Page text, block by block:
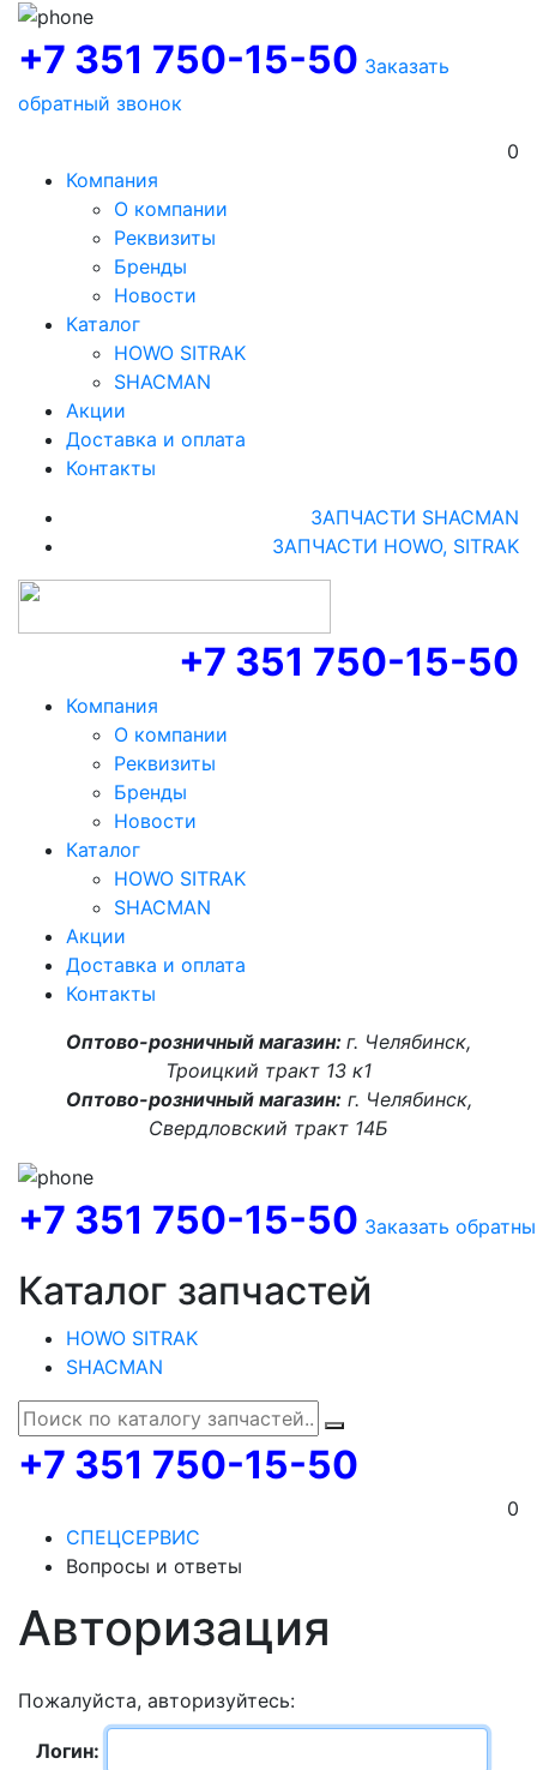
+7 351 750-15-50 Заказать
обратный звонок
0
Компания
О компании
Реквизиты
Бренды
Новости
Каталог
HOWO SITRAK
SHACMAN
Акции
Доставка и оплата
Контакты
ЗАПЧАСТИ SHACMAN
ЗАПЧАСТИ HOWO, SITRAK
+7 351 750-15-50
Компания
О компании
Реквизиты
Бренды
Новости
Каталог
HOWO SITRAK
SHACMAN
Акции
Доставка и оплата
Контакты
Оптово-розничный магазин: г. Челябинск,
Троицкий тракт 13 к1
Оптово-розничный магазин:г. Челябинск,
Свердловский тракт 14Б
+7 351 750-15-50 Заказать
Каталог запчастей
HOWO SITRAK
SHACMAN
+7 351 750-15-50
0
СПЕЦСЕРВИС
Вопросы и ответы
Авторизация
Пожалуйста, авторизуйтесь:
Логин: